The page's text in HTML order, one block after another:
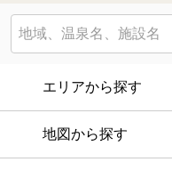
エリアから探す
地図から探す